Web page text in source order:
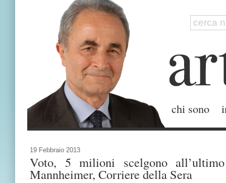
chi sono
19 Febbraio 2013
Voto, 5 milioni scelgono
Mannheimer, Corriere della Sera